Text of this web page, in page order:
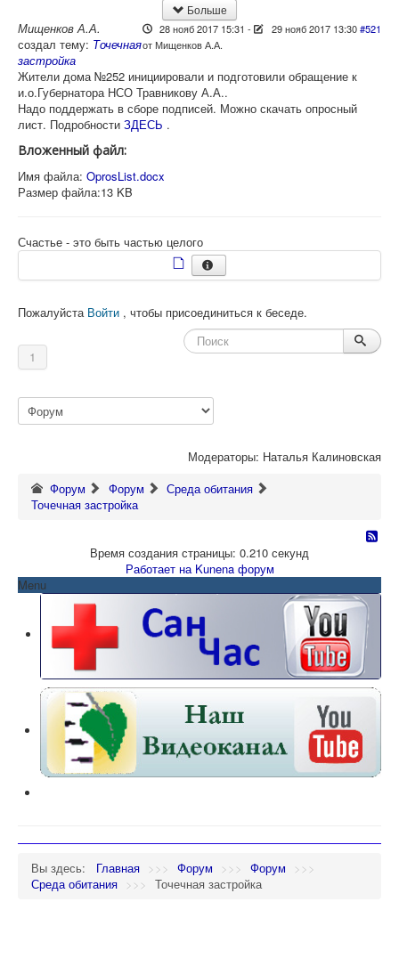
Больше
28 нояб 2017 15:31 - 29 нояб 2017 13:30#521
от Мищенков А.А.
Мищенков А.А.
создал тему: Точечная
застройка
Жители дома №252 инициировали и подготовили обращение к
и.о.Губернатора НСО Травникову А.А..
Надо поддержать в сборе подписей. Можно скачать опросный
лист. Подробности ЗДЕСЬ .
Вложенный файл:
Имя файла: OprosList.docx
Размер файла:13 KB
Счастье - это быть частью целого
Пожалуйста Войти , чтобы присоединиться к беседе.
1
Модераторы: Наталья Калиновская
Форум
Форум
Среда обитания
Точечная застройка
Время создания страницы: 0.210 секунд
Работает на Kunena форум
Menu
Вы здесь: Главная >>> Форум >>> Форум
>>>
Среда обитания >>> Точечная застройка